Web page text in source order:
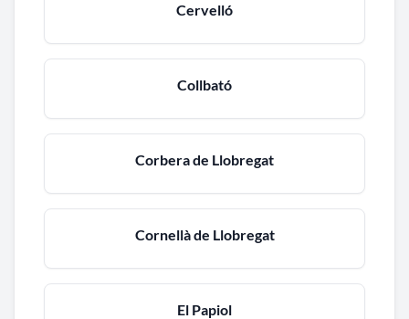
Cervelló
Collbató
Corbera de Llobregat
Cornellà de Llobregat
El Papiol